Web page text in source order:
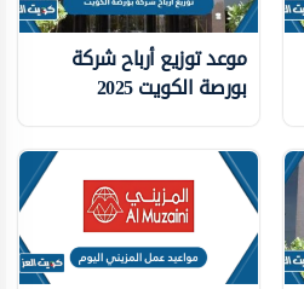
موعد توزيع أرباح شركة
بورصة الكويت 2025